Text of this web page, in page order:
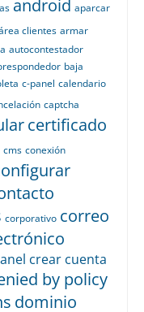
android aparcar
clientes armar
autocontestador
baja
c-panel calendario
captcha
certificado
cms conexión
corporativo correo
crear cuenta
by policy
dominio